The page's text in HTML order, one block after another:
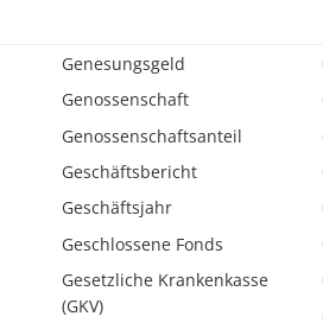
Genesungsgeld
Genossenschaft
Genossenschaftsanteil
Geschäftsbericht
Geschäftsjahr
Geschlossene Fonds
Gesetzliche Krankenkasse
(GKV)